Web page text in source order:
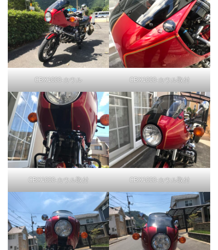
CBX1000-カウル CBX1000-カウル取付
CBX1000-カウル取付 CBX1000-カウル取付